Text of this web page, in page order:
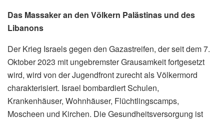
Das Massaker an den Völkern Palästinas und des
Libanons
Der Krieg Israels gegen den Gazastreifen, der seit dem 7.
Oktober 2023 mit ungebremster Grausamkeit fortgesetzt
wird, wird von der Jugendfront zurecht als Völkermord
charakterisiert. Israel bombardiert Schulen,
Krankenhäuser, Wohnhäuser, Flüchtlingscamps,
Moscheen und Kirchen. Die Gesundheitsversorgung ist